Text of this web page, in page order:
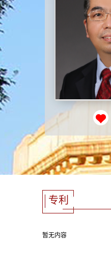
专利
暂无内容